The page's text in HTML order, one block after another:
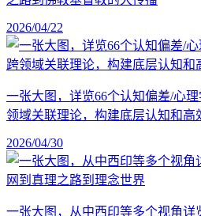
2026/04/22
一张大图，详览66个认知偏差/心
领域关联理论，构建底层认知和高
2026/04/30
一张大图，从中西印等多个视角详